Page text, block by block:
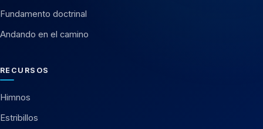
Fundamento doctrinal
Andando en el camino
RECURSOS
Himnos
Estribillos